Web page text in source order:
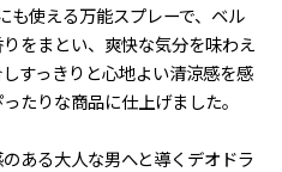
も使える万能スプレーで、ベル
をまとい、爽快な気分を味わえ
すっきりと心地よい清涼感を感
たりな商品に仕上げました。
ある大人な男へと導くデオドラ